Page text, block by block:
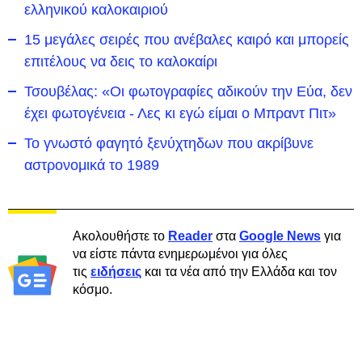
ελληνικού καλοκαιριού
15 μεγάλες σειρές που ανέβαλες καιρό και μπορείς
επιτέλους να δεις το καλοκαίρι
Τσουβέλας: «Οι φωτογραφίες αδικούν την Εύα, δεν
έχει φωτογένεια - Λες κι εγώ είμαι ο Μπραντ Πιτ»
Το γνωστό φαγητό ξενύχτηδων που ακρίβυνε
αστρονομικά το 1989
Ακολουθήστε το Reader στα Google News για
να είστε πάντα ενημερωμένοι για όλες
τις ειδήσεις και τα νέα από την Ελλάδα και τον
κόσμο.